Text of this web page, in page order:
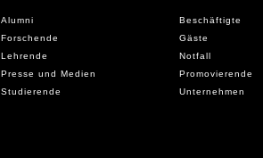
Alumni
Beschäftigte
Forschende
Gäste
Lehrende
Notfall
Presse und Medien
Promovierende
Studierende
Unternehmen